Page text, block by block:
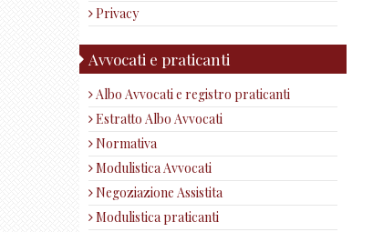
Privacy
Avvocati e praticanti
Albo Avvocati e registro praticanti
Estratto Albo Avvocati
Normativa
Modulistica Avvocati
Negoziazione Assistita
Modulistica praticanti